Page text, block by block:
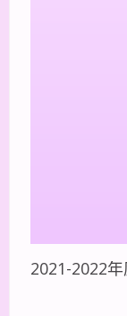
2021-2022